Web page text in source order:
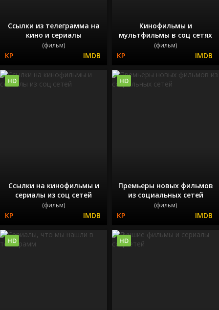
Ссылки из телеграмма на
кино и сериалы
(фильм)
Кинофильмы и
мультфильмы в соц сетях
(фильм)
Ссылки на кинофильмы и
сериалы из соц сетей
(фильм)
HD
Премьеры новых фильмов
из социальных сетей
(фильм)
HD
HD HD